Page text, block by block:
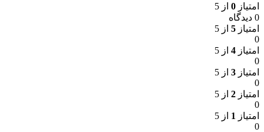
امتیاز 0 از 5
0 دیدگاه
امتیاز 5 از 5
0
امتیاز 4 از 5
0
امتیاز 3 از 5
0
امتیاز 2 از 5
0
امتیاز 1 از 5
0